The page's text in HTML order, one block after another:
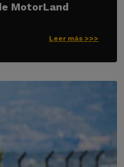
MotorLand
Leer más >>>